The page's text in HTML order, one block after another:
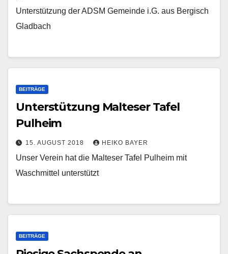
Unterstützung der ADSM Gemeinde i.G. aus Bergisch
Gladbach
BEITRÄGE
Unterstützung Malteser Tafel
Pulheim
15. AUGUST 2018 HEIKO BAYER
Unser Verein hat die Malteser Tafel Pulheim mit
Waschmittel unterstützt
BEITRÄGE